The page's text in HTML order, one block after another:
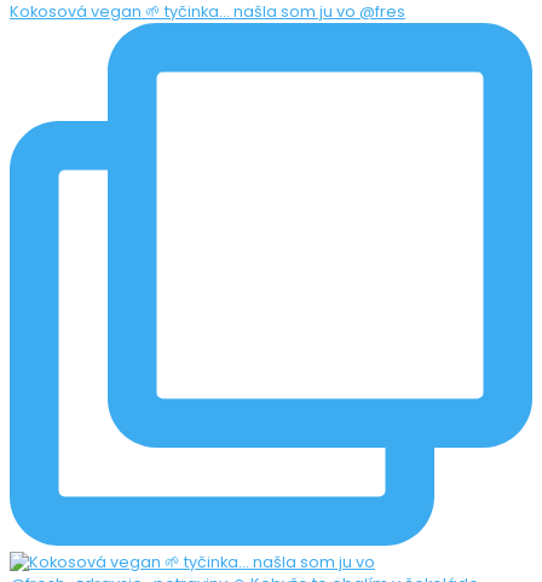
Kokosová vegan 🌱 tyčinka... našla som ju vo @fres